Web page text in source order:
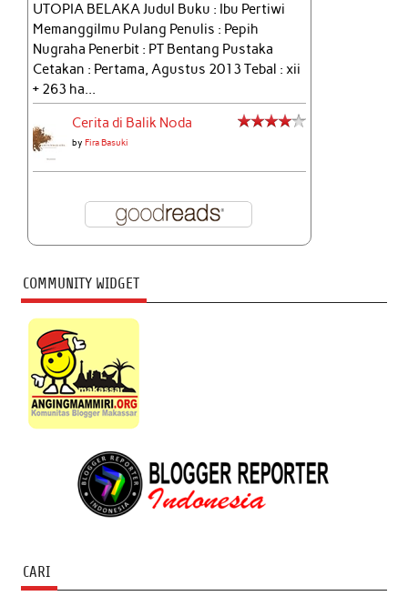
UTOPIA BELAKA Judul Buku : Ibu Pertiwi
Memanggilmu Pulang Penulis : Pepih
Nugraha Penerbit : PT Bentang Pustaka
Cetakan : Pertama, Agustus 2013 Tebal : xii
+ 263 ha...
Cerita di Balik Noda
byFira Basuki
COMMUNITY WIDGET
CARI